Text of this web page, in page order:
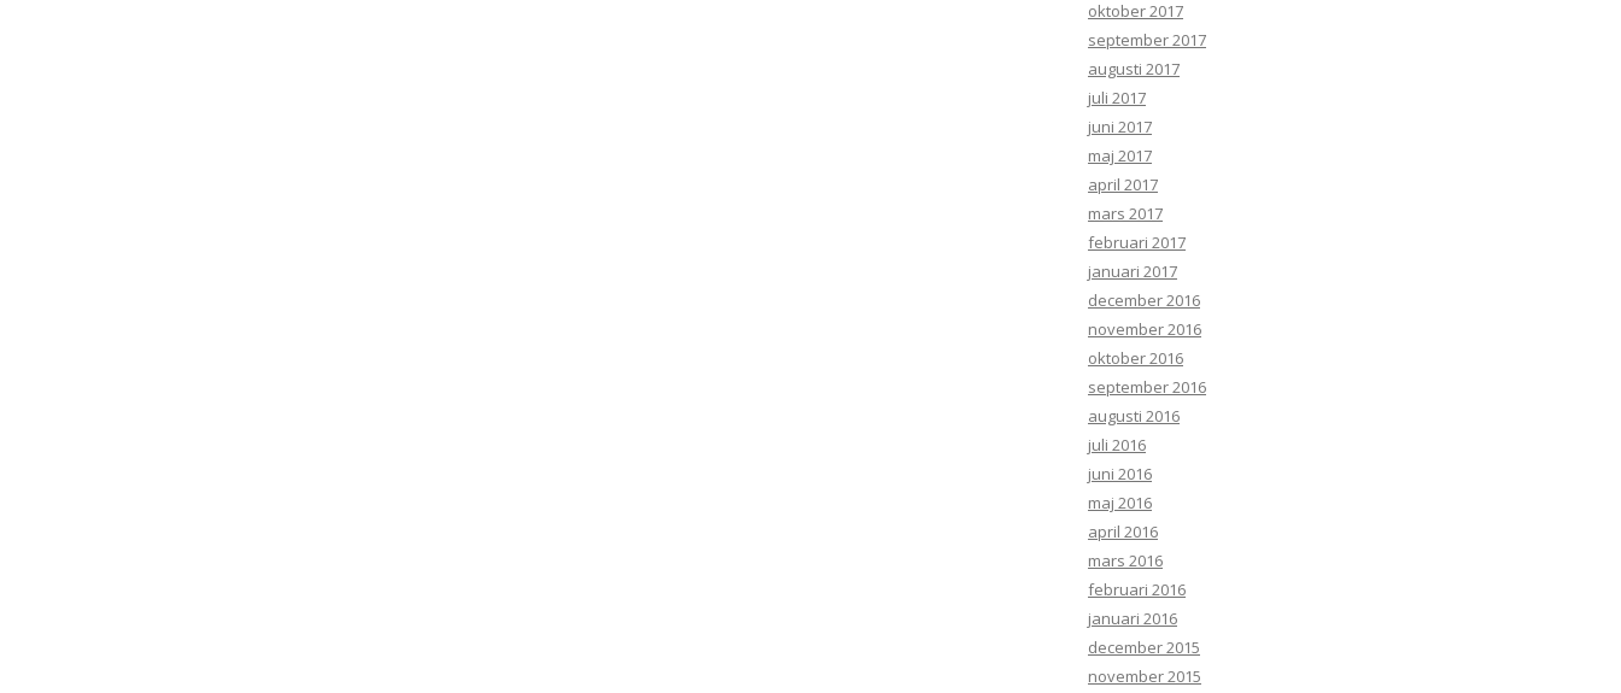
oktober 2017
september 2017
augusti 2017
juli 2017
juni 2017
maj 2017
april 2017
mars 2017
februari 2017
januari 2017
december 2016
november 2016
oktober 2016
september 2016
augusti 2016
juli 2016
juni 2016
maj 2016
april 2016
mars 2016
februari 2016
januari 2016
december 2015
november 2015